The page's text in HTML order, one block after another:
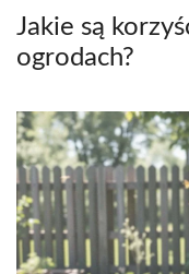
Jakie są
ogrodach?